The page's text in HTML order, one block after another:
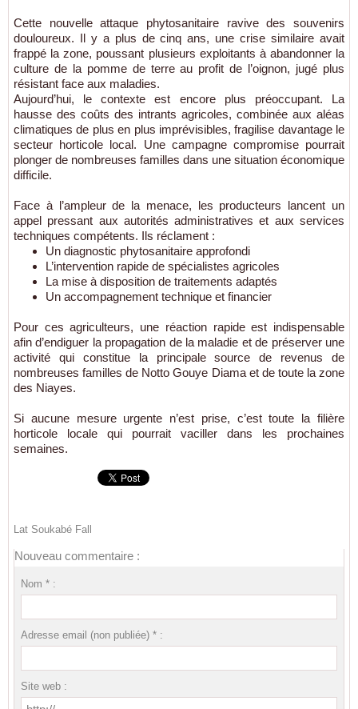
Cette nouvelle attaque phytosanitaire ravive des souvenirs
douloureux. Il y a plus de cinq ans, une crise similaire avait
frappé la zone, poussant plusieurs exploitants à abandonner la
culture de la pomme de terre au profit de l’oignon, jugé plus
résistant face aux maladies.
Aujourd’hui, le contexte est encore plus préoccupant. La
hausse des coûts des intrants agricoles, combinée aux aléas
climatiques de plus en plus imprévisibles, fragilise davantage le
secteur horticole local. Une campagne compromise pourrait
plonger de nombreuses familles dans une situation économique
difficile.
Face à l’ampleur de la menace, les producteurs lancent un
appel pressant aux autorités administratives et aux services
techniques compétents. Ils réclament :
Un diagnostic phytosanitaire approfondi
L’intervention rapide de spécialistes agricoles
La mise à disposition de traitements adaptés
Un accompagnement technique et financier
Pour ces agriculteurs, une réaction rapide est indispensable
afin d’endiguer la propagation de la maladie et de préserver une
activité qui constitue la principale source de revenus de
nombreuses familles de Notto Gouye Diama et de toute la zone
des Niayes.
Si aucune mesure urgente n’est prise, c’est toute la filière
horticole locale qui pourrait vaciller dans les prochaines
semaines.
Lat Soukabé Fall
Nouveau commentaire :
Nom * :
Adresse email (non publiée) * :
Site web :